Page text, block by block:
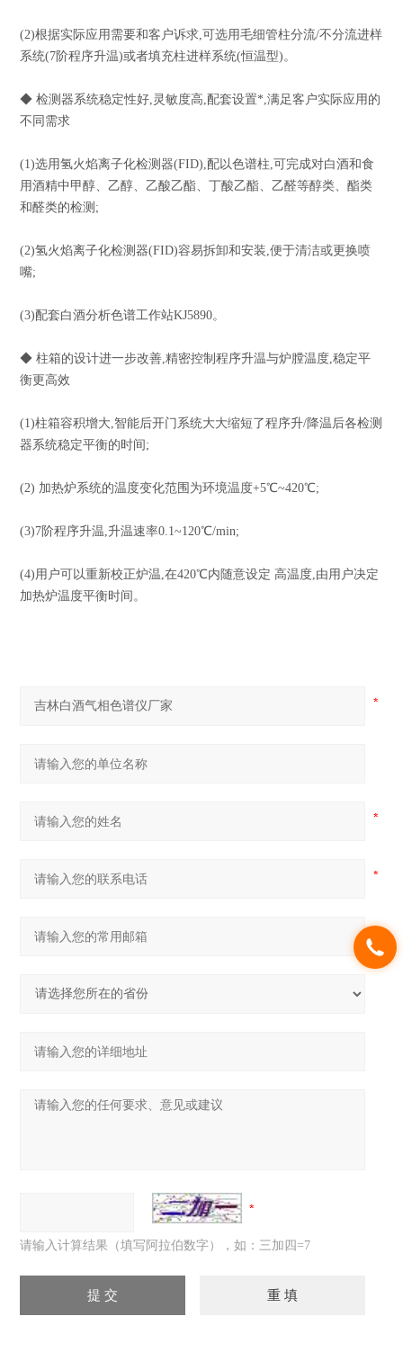
(2)根据实际应用需要和客户诉求,可选用毛细管柱分流/不分流进样
系统(7阶程序升温)或者填充柱进样系统(恒温型)。
◆ 检测器系统稳定性好,灵敏度高,配套设置*,满足客户实际应用的
不同需求
(1)选用氢火焰离子化检测器(FID),配以色谱柱,可完成对白酒和食
用酒精中甲醇、乙醇、乙酸乙酯、丁酸乙酯、乙醛等醇类、酯类
和醛类的检测;
(2)氢火焰离子化检测器(FID)容易拆卸和安装,便于清洁或更换喷
嘴;
(3)配套白酒分析色谱工作站KJ5890。
◆ 柱箱的设计进一步改善,精密控制程序升温与炉膛温度,稳定平
衡更高效
(1)柱箱容积增大,智能后开门系统大大缩短了程序升/降温后各检测
器系统稳定平衡的时间;
(2) 加热炉系统的温度变化范围为环境温度+5℃~420℃;
(3)7阶程序升温,升温速率0.1~120℃/min;
(4)用户可以重新校正炉温,在420℃内随意设定 高温度,由用户决定
加热炉温度平衡时间。
请输入计算结果（填写阿拉伯数字），如：三加四=7